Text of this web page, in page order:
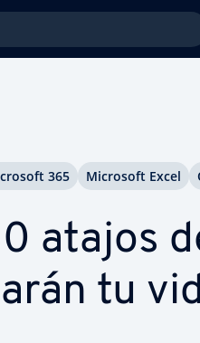
atajos
tu
365 Microsoft Excel